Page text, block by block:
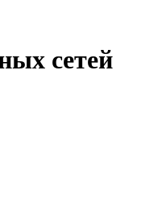
сетей